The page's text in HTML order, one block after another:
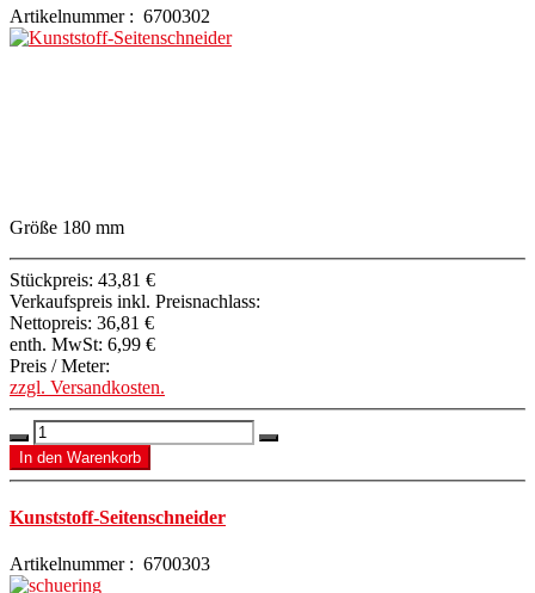
Artikelnummer : 6700302
Größe 180 mm
Stückpreis: 43,81 €
Verkaufspreis inkl. Preisnachlass:
Nettopreis: 36,81 €
enth. MwSt: 6,99 €
Preis / Meter:
zzgl. Versandkosten.
Kunststoff-Seitenschneider
Artikelnummer : 6700303